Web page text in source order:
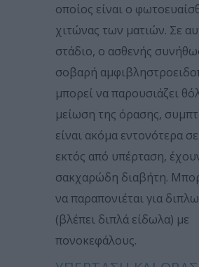
οποίος είναι ο
χιτώνας των ματιών. Σε
στάδιο, ο ασθενής
σοβαρή
μπορεί να παρουσιάζει
μείωση της όρασης,
είναι ακόμα εντονότερα
εκτός από υπέρταση,
σακχαρώδη διαβήτη.
να παραπονιέται για
(βλέπει διπλά είδωλα) με
πονοκεφάλους.